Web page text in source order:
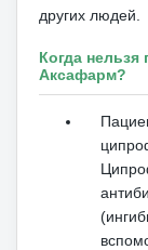
других людей.
Когда
Аксафарм?